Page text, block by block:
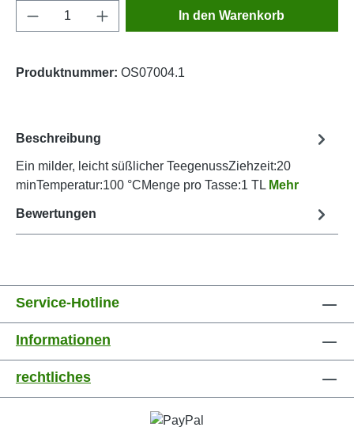
Produkt Anzahl: Gib den gewünschten
In den Warenkorb
Produktnummer: OS07004.1
Beschreibung
Ein milder, leicht süßlicher TeegenussZiehzeit:20
minTemperatur:100 °CMenge pro Tasse:1 TL Mehr
Bewertungen
Service-Hotline
Informationen
rechtliches